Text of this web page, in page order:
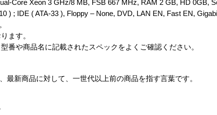
Core Xeon 3 GHz/8 MB, FSB 667 MHz, RAM 2 GB, HD 0GB,
) ; IDE ( ATA-33 ), Floppy – None, DVD, LAN EN, Fast EN,
ます。
番や商品名に記載されたスペックをよくご確認ください。
最新商品に対して、一世代以上前の商品を指す言葉です。